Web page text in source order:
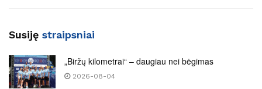
Susiję straipsniai
„Biržų kilometrai“ – daugiau nei bėgimas
2026-08-04